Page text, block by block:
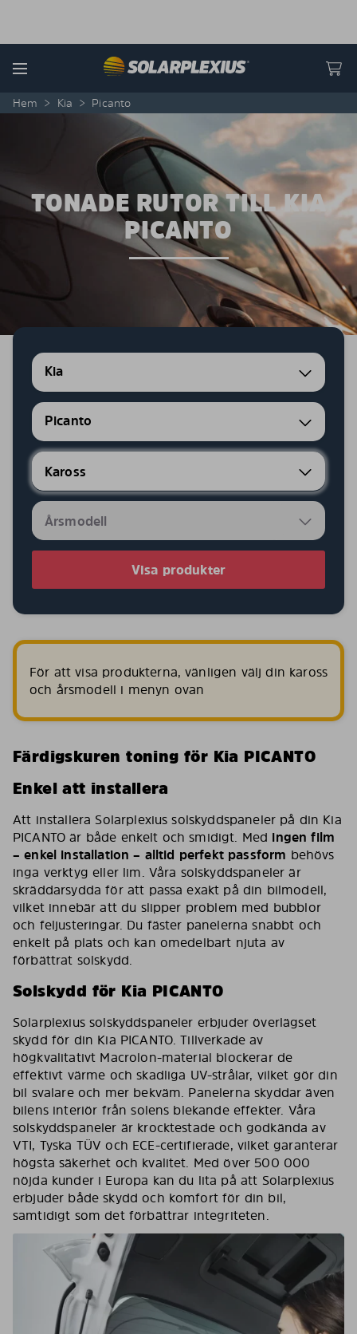
Menu
Hem > Kia > Picanto
TONADE RUTOR TILL KIA
PICANTO
Kia
Picanto
Visa produkter
För att visa produkterna, vänligen välj din kaross
och årsmodell i menyn ovan
Färdigskuren toning för Kia PICANTO
Enkel att installera
Att installera Solarplexius solskyddspaneler på din Kia
PICANTO är både enkelt och smidigt. Med ingen film
– enkel installation – alltid perfekt passform behövs
inga verktyg eller lim. Våra solskyddspaneler är
skräddarsydda för att passa exakt på din bilmodell,
vilket innebär att du slipper problem med bubblor
och feljusteringar. Du fäster panelerna snabbt och
enkelt på plats och kan omedelbart njuta av
förbättrat solskydd.
Solskydd för Kia PICANTO
Solarplexius solskyddspaneler erbjuder överlägset
skydd för din Kia PICANTO. Tillverkade av
högkvalitativt Macrolon-material blockerar de
effektivt värme och skadliga UV-strålar, vilket gör din
bil svalare och mer bekväm. Panelerna skyddar även
bilens interiör från solens blekande effekter. Våra
solskyddspaneler är krocktestade och godkända av
VTI, Tyska TÜV och ECE-certifierade, vilket garanterar
högsta säkerhet och kvalitet. Med över 500 000
nöjda kunder i Europa kan du lita på att Solarplexius
erbjuder både skydd och komfort för din bil,
samtidigt som det förbättrar integriteten.